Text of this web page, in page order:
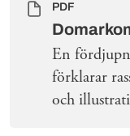
PDF
En
förklarar
och